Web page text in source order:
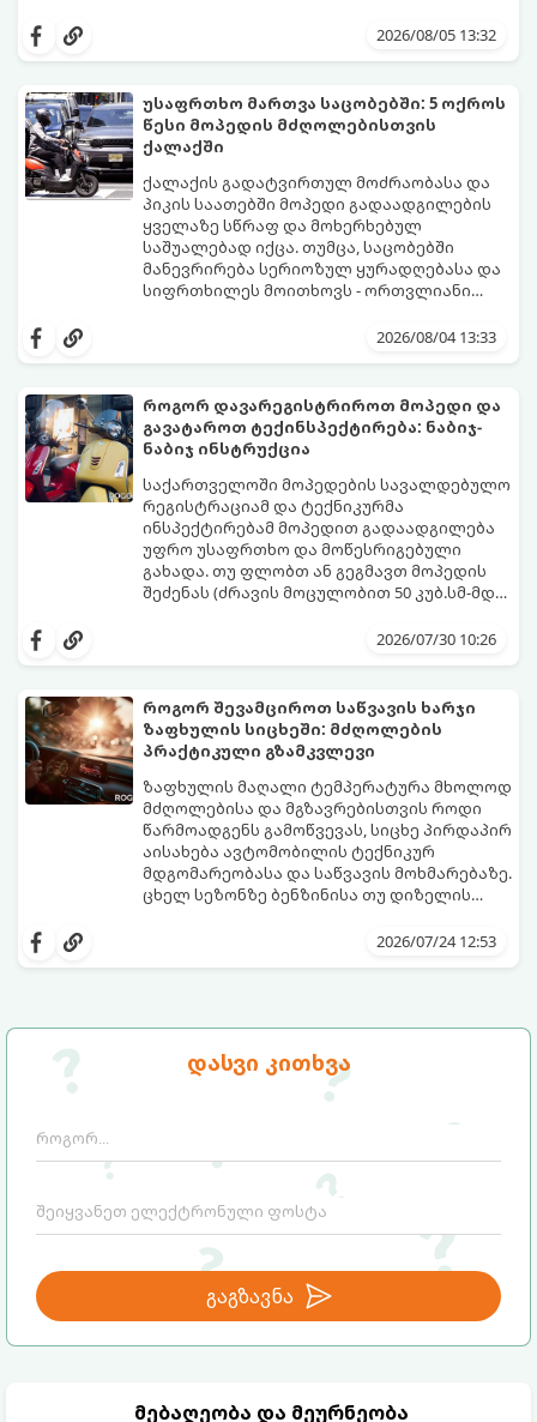
დასვი კითხვა
გაგზავნა
მებაღეობა და მეურნეობა
მიზეზები უმეტესად 4 ძირითად კვანძთან
როგორ მოვაგვაროთ ისინი.
2026/08/05 13:32
უსაფრთხო მართვა საცობებში: 5 ოქროს
წესი მოპედის მძღოლებისთვის
ქალაქში
ქალაქის გადატვირთულ მოძრაობასა და
პიკის საათებში მოპედი გადაადგილების
ყველაზე სწრაფ და მოხერხებულ
საშუალებად იქცა. თუმცა, საცობებში
მანევრირება სერიოზულ ყურადღებასა და
სიფრთხილეს მოითხოვს - ორთვლიანი
შედარებით ბევრად მოწყვლადია.
იყოს მშვიდი, სწრაფი და უსაფრთხო,
გაითვალისწინოს.
2026/08/04 13:33
როგორ დავარეგისტრიროთ მოპედი და
გავატაროთ ტექინსპექტირება: ნაბიჯ-
ნაბიჯ ინსტრუქცია
საქართველოში მოპედების სავალდებულო
რეგისტრაციამ და ტექნიკურმა
ინსპექტირებამ მოპედით გადაადგილება
უფრო უსაფრთხო და მოწესრიგებული
გახადა. თუ ფლობთ ან გეგმავთ მოპედის
შეძენას (ძრავის მოცულობით 50 კუბ.სმ-მდე
მდე), აუცილებელია იცოდეთ, როგორ
ინსტრუქციას პროცედურების, საჭირო
2026/07/30 10:26
როგორ შევამციროთ საწვავის ხარჯი
ზაფხულის სიცხეში: მძღოლების
პრაქტიკული გზამკვლევი
ზაფხულის მაღალი ტემპერატურა მხოლოდ
მძღოლებისა და მგზავრებისთვის როდი
წარმოადგენს გამოწვევას, სიცხე პირდაპირ
აისახება ავტომობილის ტექნიკურ
მდგომარეობასა და საწვავის მოხმარებაზე.
ცხელ სეზონზე ბენზინისა თუ დიზელის
ავტომატურად ზრდის ყოველდღიურ
პრაქტიკული წესის ცოდნით2026/07/24 12:53